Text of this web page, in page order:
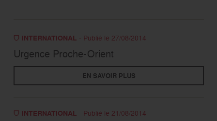
Covid-19
RECHERCHER
INTERNATIONAL - Publié le 27/08/2014
Urgence Proche-Orient
EN SAVOIR PLUS
INTERNATIONAL - Publié le 21/08/2014